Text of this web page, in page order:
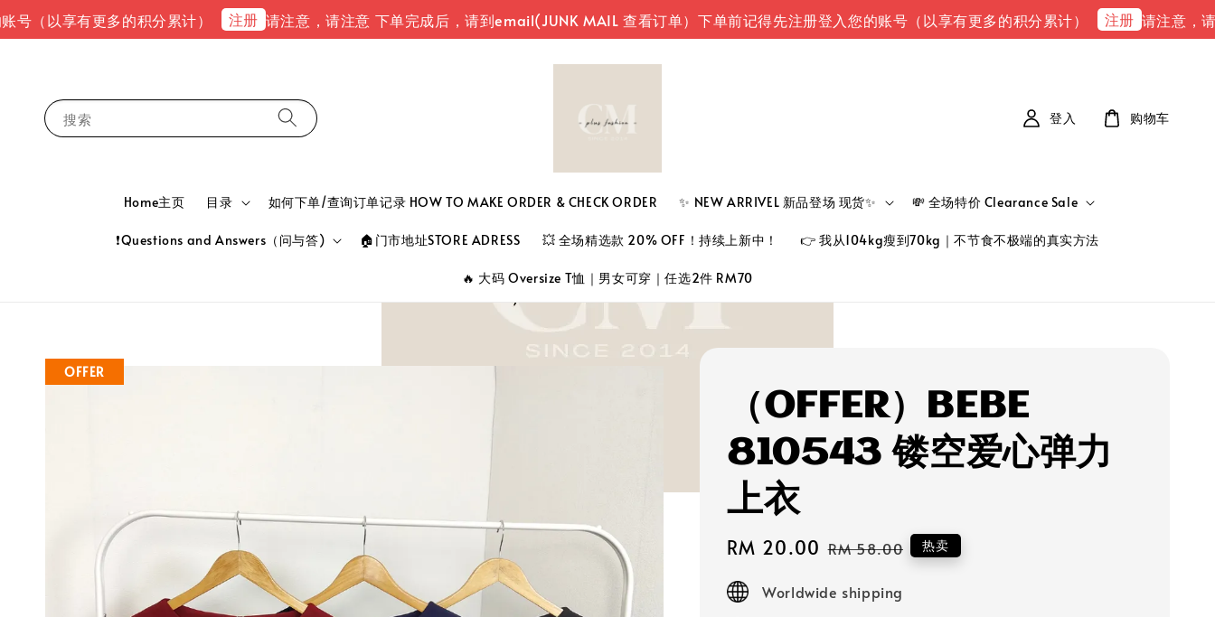
以享有更多的积分累计） 注册 请注意，请注意 下单完成后，请到email(JUNK MAIL 查看订单）下单前记得先注册登入您的账号（以享有更多的积分累计） 注册 请注意，请注
搜索
Home主页 目录 如何下单/查询订单记录 HOW TO MAKE ORDER & CHECK ORDER ✨ NEW ARRIVEL 新品登场 现货✨ 💸 全场特价 Clearance Sale
❗Questions and Answers（问与答) 🏠门市地址STORE ADRESS 💥 全场精选款 20% OFF！持续上新中！ 👉 我从104kg瘦到70kg｜不节食不极端的真实方法
🔥 大码 Oversize T恤｜男女可穿｜任选2件 RM70
登入 购物车
OFFER
（OFFER）BEBE
810543 镂空爱心弹力
上衣
Sale
price
RM 20.00 Regular
RM 58.00 热卖
Worldwide shipping